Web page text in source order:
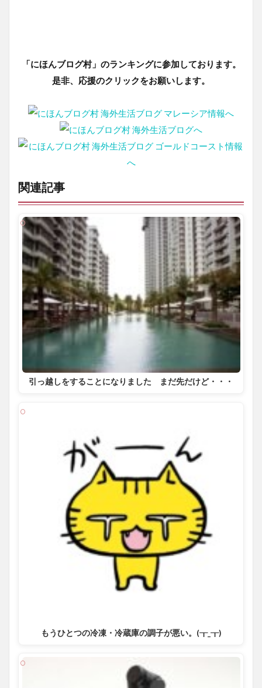
「にほんブログ村」のランキングに参加しております。
是非、応援のクリックをお願いします。
関連記事
引っ越しをすることになりました まだ先だけど・・・
もうひとつの冷凍・冷蔵庫の調子が悪い。(┰_┰)